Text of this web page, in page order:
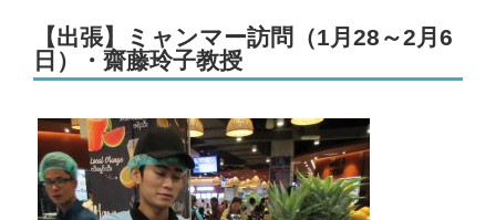
あいさつ｜Greeting
アクセス｜Access
【出張】ミャンマー訪問（1月28～2月6
日）・齋藤玲子教授